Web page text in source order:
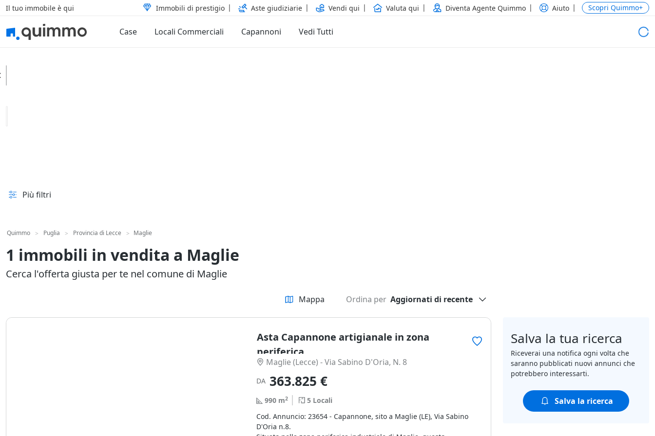
Il tuo immobile è qui Immobili di prestigio Aste giudiziarie Vendi qui Valuta qui Diventa Agente Quimmo Aiuto Scopri Quimmo+
Case Locali Commerciali Capannoni Vedi Tutti
Più filtri
Quimmo > Puglia > Provincia di Lecce > Maglie
1 immobili in vendita a Maglie
Cerca l'offerta giusta per te nel comune di Maglie
Mappa Ordina per Aggiornati di recente
Asta Capannone artigianale in zona
periferica
Maglie (Lecce) - Via Sabino D'Oria, N. 8
DA 363.825 €
990 m2 5 Locali
Cod. Annuncio: 23654 - Capannone, sito a Maglie (LE), Via Sabino
D'Oria n.8.
Salva la tua ricerca
Riceverai una notifica ogni volta che
saranno pubblicati nuovi annunci che
potrebbero interessarti.
Salva la ricerca